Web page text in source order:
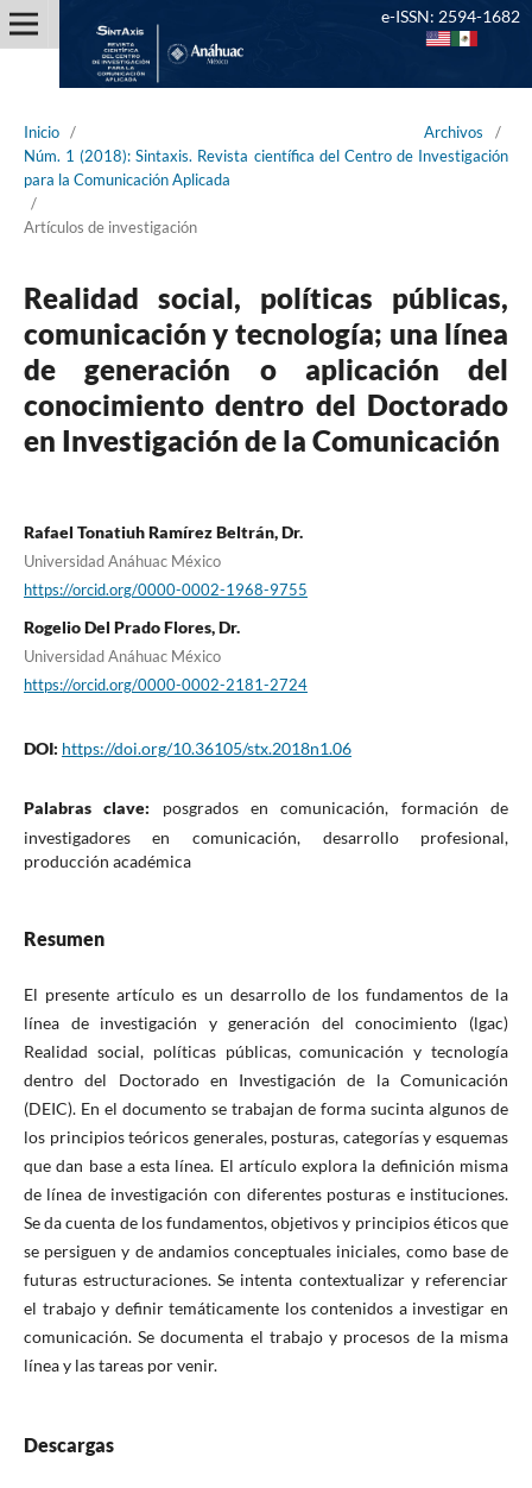
Inicio / Archivos
/
Núm. 1 (2018): Sintaxis. Revista científica del Centro de Investigación
para la Comunicación Aplicada
/
Artículos de investigación
Realidad social, políticas públicas,
comunicación y tecnología; una línea
de generación o aplicación del
conocimiento dentro del Doctorado
en Investigación de la Comunicación
Rafael Tonatiuh Ramírez Beltrán, Dr.
Universidad Anáhuac México
https://orcid.org/0000-0002-1968-9755
Rogelio Del Prado Flores, Dr.
Universidad Anáhuac México
https://orcid.org/0000-0002-2181-2724
DOI: https://doi.org/10.36105/stx.2018n1.06
Palabras clave: posgrados en comunicación, formación de
investigadores en comunicación, desarrollo profesional,
producción académica
Resumen
El presente artículo es un desarrollo de los fundamentos de la
línea de investigación y generación del conocimiento (lgac)
Realidad social, políticas públicas, comunicación y tecnología
dentro del Doctorado en Investigación de la Comunicación
(DEIC). En el documento se trabajan de forma sucinta algunos de
los principios teóricos generales, posturas, categorías y esquemas
que dan base a esta línea. El artículo explora la definición misma
de línea de investigación con diferentes posturas e instituciones.
Se da cuenta de los fundamentos, objetivos y principios éticos que
se persiguen y de andamios conceptuales iniciales, como base de
futuras estructuraciones. Se intenta contextualizar y referenciar
el trabajo y definir temáticamente los contenidos a investigar en
comunicación. Se documenta el trabajo y procesos de la misma
línea y las tareas por venir.
Descargas
e-ISSN: 2594-1682